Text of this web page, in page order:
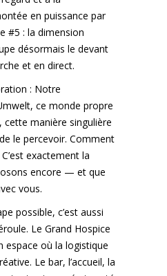
en puissance par
#5 : la dimension
désormais le devant
et en direct.
: Notre
ce monde propre
cette manière singulière
le percevoir. Comment
exactement la
encore — et que
vous.
possible, c’est aussi
Le Grand Hospice
où la logistique
Le bar, l’accueil, la